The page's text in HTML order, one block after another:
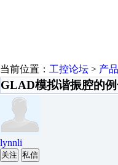
当前位置： 工控论坛 > 产品
GLAD模拟谐振腔的
lynnli
关注 私信